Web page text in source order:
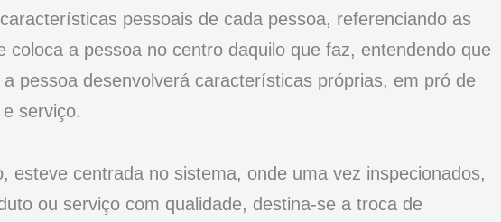
pessoais de cada pessoa, referenciando as
a pessoa no centro daquilo que faz, entendendo que
pessoa desenvolverá características próprias, em pró de
serviço.
esteve centrada no sistema, onde uma vez inspecionados,
ou serviço com qualidade, destina-se a troca de